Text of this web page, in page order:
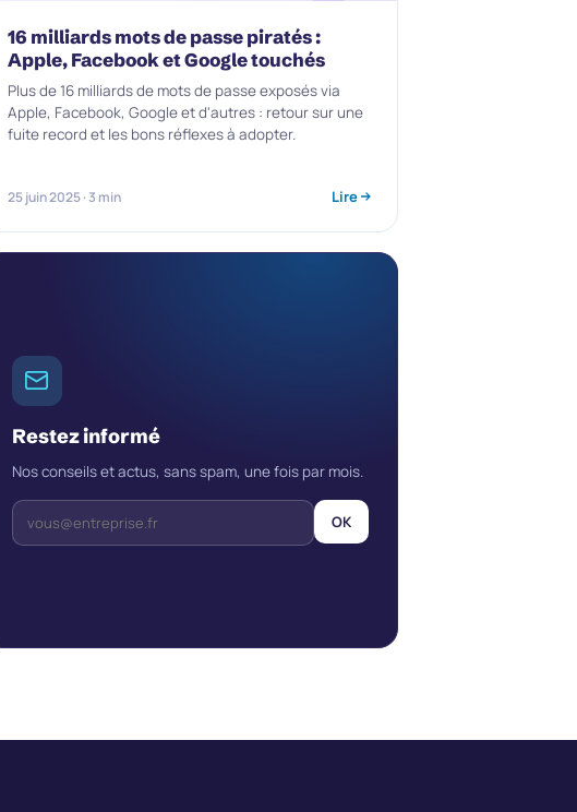
16 milliards mots de passe piratés :
Apple, Facebook et Google touchés
Plus de 16 milliards de mots de passe exposés via
Apple, Facebook, Google et d'autres : retour sur une
fuite record et les bons réflexes à adopter.
25 juin 2025 · 3 min Lire
Restez informé
Nos conseils et actus, sans spam, une fois par mois.
OK